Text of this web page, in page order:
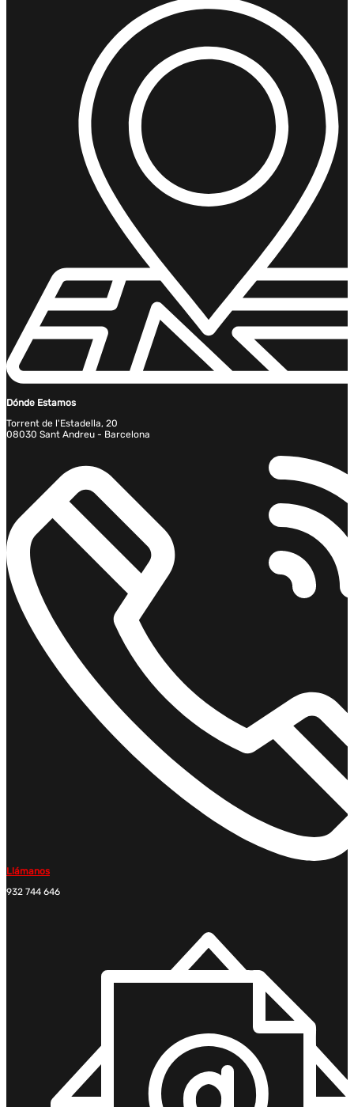
Dónde Estamos
Torrent de l'Estadella, 20
08030 Sant Andreu - Barcelona
Llámanos
932 744 646